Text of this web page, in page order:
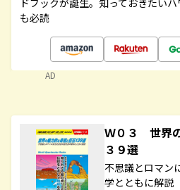
ドブックが誕生。知っておきたい
も必読
AD
Ｗ０３ 世界
３９選
不思議とロマン
学とともに解説